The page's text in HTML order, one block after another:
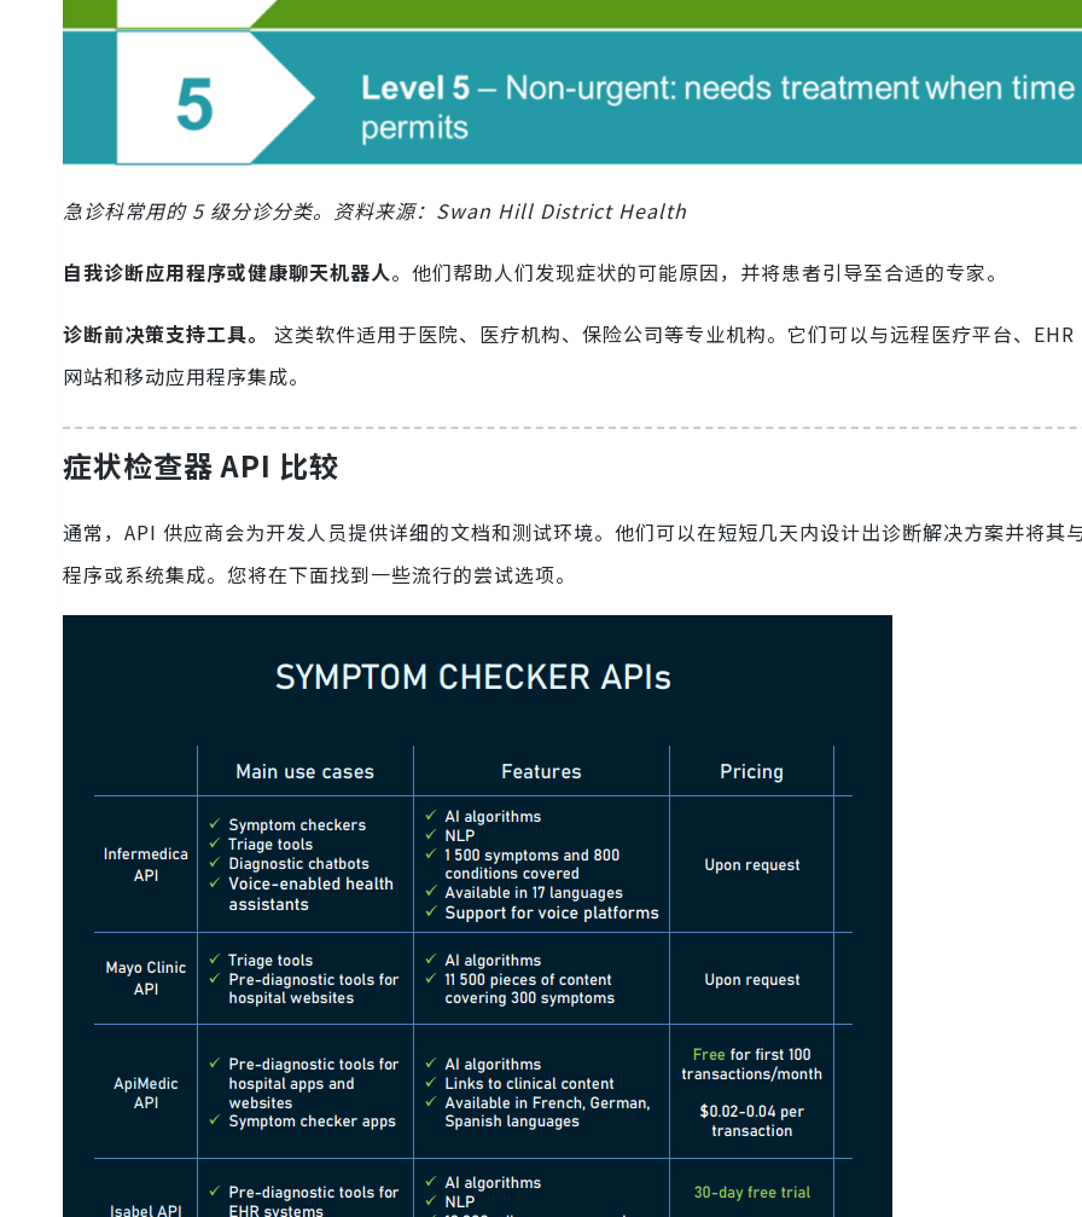
急诊科常用的 5 级分诊分类。资料来源：Swan Hill District Health
自我诊断应用程序或健康聊天机器人。他们帮助人们发现症状的可能原因，并将患者引导至合适的专家。
诊断前决策支持工具。 这类软件适用于医院、医疗机构、保险公司等专业机构。它们可以与远程医疗平台、EHR
网站和移动应用程序集成。
症状检查器 API 比较
通常，API 供应商会为开发人员提供详细的文档和测试环境。他们可以在短短几天内设计出诊断解决方案并将其
程序或系统集成。您将在下面找到一些流行的尝试选项。